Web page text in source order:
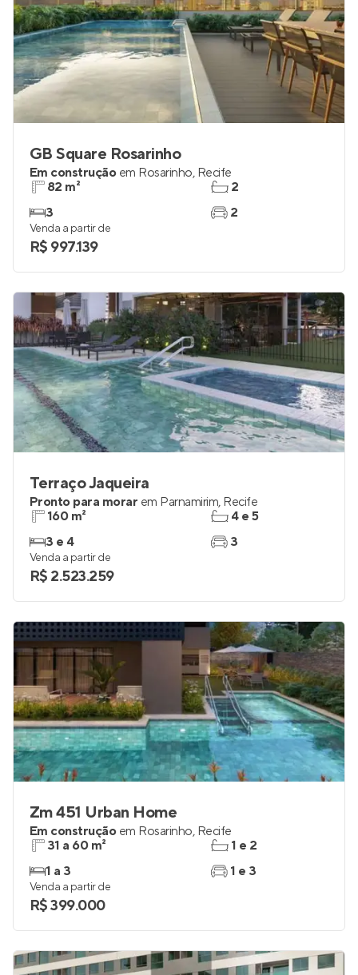
GB Square Rosarinho
Em construção em Rosarinho, Recife
82 m²
3
2
2
Venda a partir de
R$ 997.139
Terraço Jaqueira
Pronto para morar em Parnamirim, Recife
160 m²
3 e 4
4 e 5
3
Venda a partir de
R$ 2.523.259
Zm 451 Urban Home
Em construção em Rosarinho, Recife
31 a 60 m²
1 a 3
1 e 2
1 e 3
Venda a partir de
R$ 399.000